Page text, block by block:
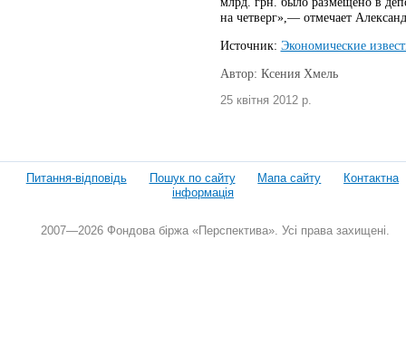
на четверг»,— отмечает
Источник: Экономические
Автор: Ксения Хмель
25 квітня 2012 р.
Питання-відповідь Пошук по сайту Мапа сайту
Контактна
інформація
2007—2026 Фондова біржа «Перспектива». Усі права захищені.